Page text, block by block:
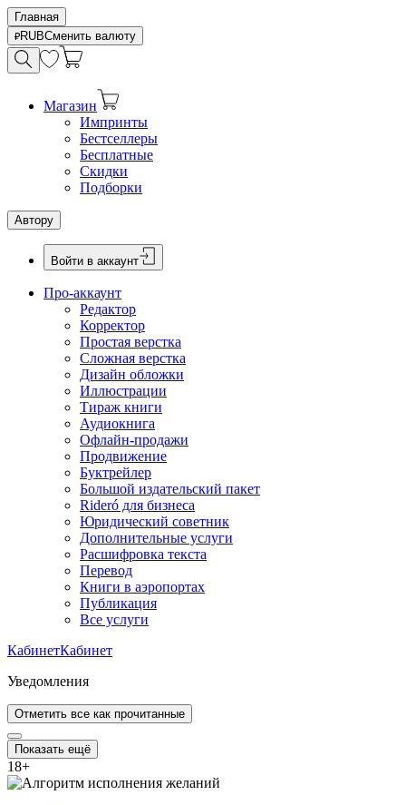
Главная
RUBСменить валюту
Магазин
Импринты
Бестселлеры
Бесплатные
Скидки
Подборки
Автору
Войти в аккаунт
Про-аккаунт
Редактор
Корректор
Простая верстка
Сложная верстка
Дизайн обложки
Иллюстрации
Тираж книги
Аудиокнига
Офлайн-продажи
Продвижение
Буктрейлер
Большой издательский пакет
Rideró для бизнеса
Юридический советник
Дополнительные услуги
Расшифровка текста
Перевод
Книги в аэропортах
Публикация
Все услуги
КабинетКабинет
Уведомления
Отметить все как прочитанные
Показать ещё
18+